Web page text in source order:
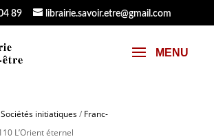
89 librairie.savoir.etre@gmail.com
Sociétés initiatiques/ Franc-
L’Orient éternel